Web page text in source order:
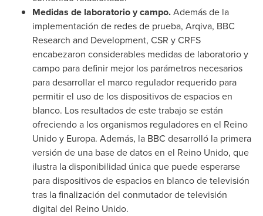
Medidas de laboratorio y campo.Además de la
implementación de redes de prueba, Arqiva, BBC
Research and Development, CSR y CRFS
encabezaron considerables medidas de laboratorio y
campo para definir mejor los parámetros necesarios
para desarrollar el marco regulador requerido para
permitir el uso de los dispositivos de espacios en
blanco. Los resultados de este trabajo se están
ofreciendo a los organismos reguladores en el Reino
Unido y Europa. Además, la BBC desarrolló la primera
versión de una base de datos en el Reino Unido, que
ilustra la disponibilidad única que puede esperarse
para dispositivos de espacios en blanco de televisión
tras la finalización del conmutador de televisión
digital del Reino Unido.